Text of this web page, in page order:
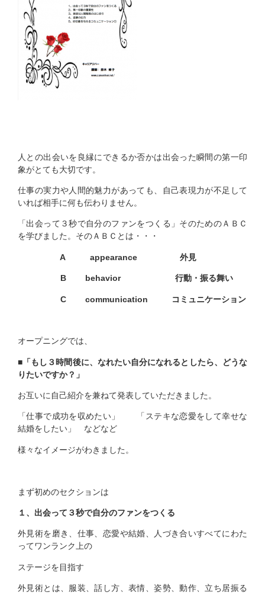
人との出会いを良縁にできるか否かは出会った瞬間の第一印
象がとても大切です。
仕事の実力や人間的魅力があっても、自己表現力が不足して
いれば相手に何も伝わりません。
「出会って３秒で自分のファンをつくる」そのためのＡＢＣ
を学びました。そのＡＢＣとは・・・
A appearance 外見
B behavior 行動・振る舞い
C communication コミュニケーション
オープニングでは、
■「もし３時間後に、なれたい自分になれるとしたら、どうな
りたいですか？」
お互いに自己紹介を兼ねて発表していただきました。
「仕事で成功を収めたい」 「ステキな恋愛をして幸せな
結婚をしたい」 などなど
様々なイメージがわきました。
まず初めのセクションは
１、出会って３秒で自分のファンをつくる
外見術を磨き、仕事、恋愛や結婚、人づき合いすべてにわた
ってワンランク上の
ステージを目指す
外見術とは、服装、話し方、表情、姿勢、動作、立ち居振る